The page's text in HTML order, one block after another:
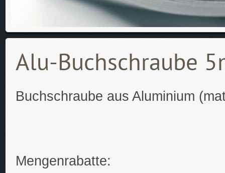
Alu-Buchschraube
Buchschraube aus Aluminium
Mengenrabatte: